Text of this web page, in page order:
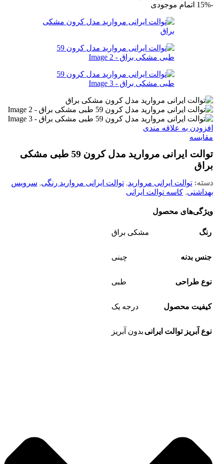
-15%
اتمام موجودی
افزودن به علاقه مندی
مقایسه
توالت ایرانی مروارید مدل کرون 59 طبی مشکی
براق
دسته: توالت ایرانی مروارید, توالت ایرانی مروارید رنگی, سرویس
بهداشتی, کاسه توالت ایرانی
ویژگی‌های محصول
رنگ مشکی براق
جنس بدنه چینی
نوع طراحی طبی
کیفیت محصول درجه یک
نوع آبریز توالت ایرانی بدون آبریز